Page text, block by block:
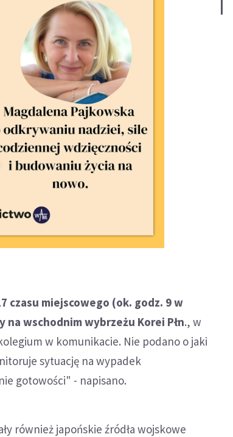
czasu miejscowego (ok. godz. 9 w
na wschodnim wybrzeżu Korei Płn., w
w komunikacie. Nie podano o jaki
sytuację na wypadek
gotowości" - napisano.
również japońskie źródła wojskowe